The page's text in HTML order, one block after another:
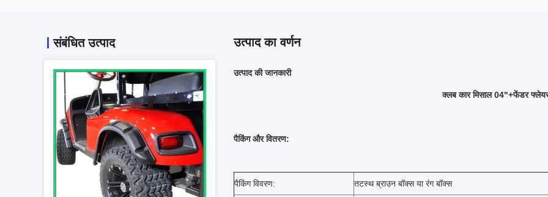
संबंधित उत्पाद उत्पाद का वर्णन
उत्पाद की जानकारी
क्लब कार मिसाल 04"+फेंडर
पैकिंग और वितरण:
पैकिंग विवरण: तटस्थ ब्राउन बॉक्स या रंग बॉक्स